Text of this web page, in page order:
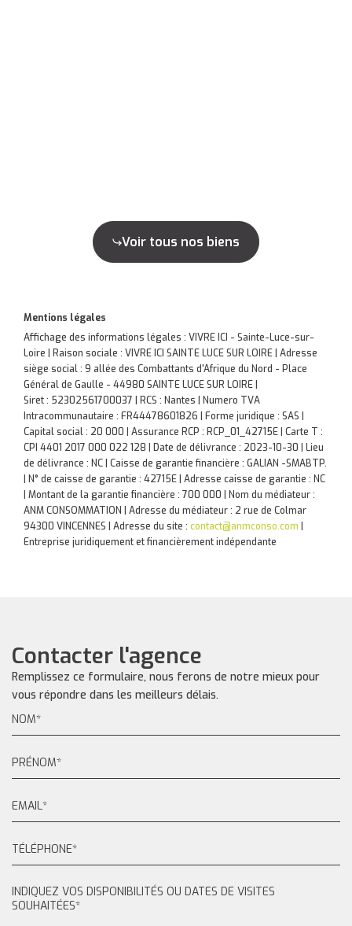
Voir tous nos biens
Mentions légales
Affichage des informations légales : VIVRE ICI - Sainte-Luce-sur-
Loire | Raison sociale : VIVRE ICI SAINTE LUCE SUR LOIRE | Adresse
siège social : 9 allée des Combattants d'Afrique du Nord - Place
Général de Gaulle - 44980 SAINTE LUCE SUR LOIRE |
Siret : 52302561700037 | RCS : Nantes | Numero TVA
Intracommunautaire : FR44478601826 | Forme juridique : SAS |
Capital social : 20 000 | Assurance RCP : RCP_01_42715E | Carte T :
CPI 4401 2017 000 022 128 | Date de délivrance : 2023-10-30 | Lieu
de délivrance : NC | Caisse de garantie financière : GALIAN -SMABTP.
| N° de caisse de garantie : 42715E | Adresse caisse de garantie : NC
| Montant de la garantie financière : 700 000 | Nom du médiateur :
ANM CONSOMMATION | Adresse du médiateur : 2 rue de Colmar
94300 VINCENNES | Adresse du site : contact@anmconso.com
Entreprise juridiquement et financièrement indépendante
Contacter l'agence
Remplissez ce formulaire, nous ferons de notre mieux pour
vous répondre dans les meilleurs délais.